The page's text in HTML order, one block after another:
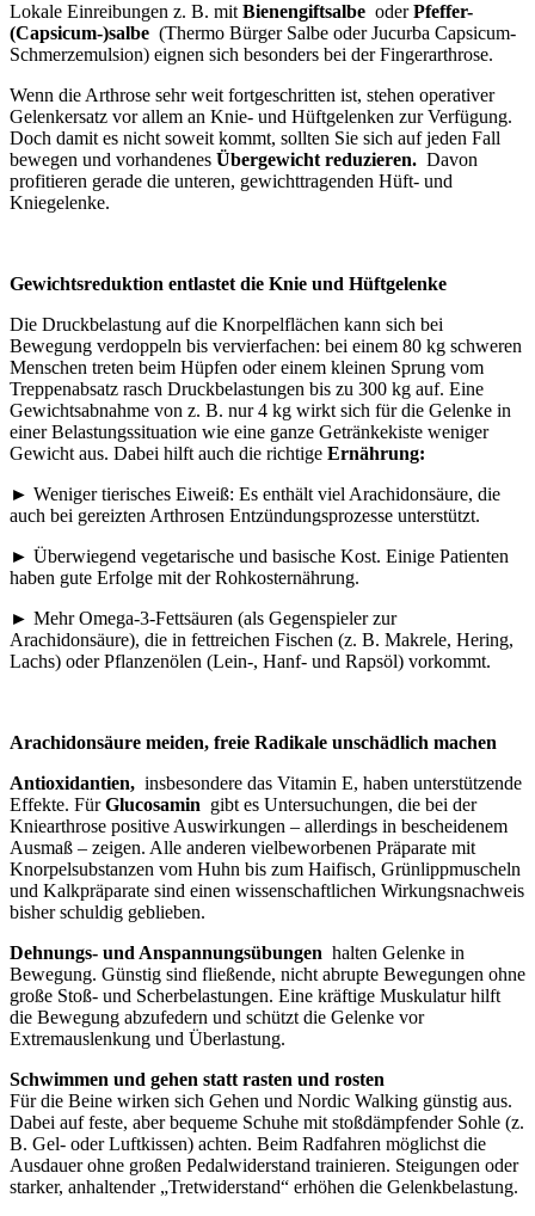
Lokale Einreibungen z. B. mit Bienengiftsalbe oderPfeffer-
(Capsicum-)salbe (Thermo Bürger Salbe oder Jucurba Capsicum-
Schmerzemulsion) eignen sich besonders bei der Fingerarthrose.
Wenn die Arthrose sehr weit fortgeschritten ist, stehen operativer
Gelenkersatz vor allem an Knie- und Hüftgelenken zur Verfügung.
Doch damit es nicht soweit kommt, sollten Sie sich auf jeden Fall
bewegen und vorhandenes Übergewicht reduzieren. Davon
profitieren gerade die unteren, gewichttragenden Hüft- und
Kniegelenke.
Gewichtsreduktion entlastet die Knie und Hüftgelenke
Die Druckbelastung auf die Knorpelflächen kann sich bei
Bewegung verdoppeln bis vervierfachen: bei einem 80 kg schweren
Menschen treten beim Hüpfen oder einem kleinen Sprung vom
Treppenabsatz rasch Druckbelastungen bis zu 300 kg auf. Eine
Gewichtsabnahme von z. B. nur 4 kg wirkt sich für die Gelenke in
einer Belastungssituation wie eine ganze Getränkekiste weniger
Gewicht aus. Dabei hilft auch die richtige Ernährung:
► Weniger tierisches Eiweiß: Es enthält viel Arachidonsäure, die
auch bei gereizten Arthrosen Entzündungsprozesse unterstützt.
► Überwiegend vegetarische und basische Kost. Einige Patienten
haben gute Erfolge mit der Rohkosternährung.
► Mehr Omega-3-Fettsäuren (als Gegenspieler zur
Arachidonsäure), die in fettreichen Fischen (z. B. Makrele, Hering,
Lachs) oder Pflanzenölen (Lein-, Hanf- und Rapsöl) vorkommt.
Arachidonsäure meiden, freie Radikale unschädlich machen
Antioxidantien, insbesondere das Vitamin E, haben unterstützende
Effekte. FürGlucosamin gibt es Untersuchungen, die bei der
Kniearthrose positive Auswirkungen – allerdings in bescheidenem
Ausmaß – zeigen. Alle anderen vielbeworbenen Präparate mit
Knorpelsubstanzen vom Huhn bis zum Haifisch, Grünlippmuscheln
und Kalkpräparate sind einen wissenschaftlichen Wirkungsnachweis
bisher schuldig geblieben.
Dehnungs- und Anspannungsübungen halten Gelenke in
Bewegung. Günstig sind fließende, nicht abrupte Bewegungen ohne
große Stoß- und Scherbelastungen. Eine kräftige Muskulatur hilft
die Bewegung abzufedern und schützt die Gelenke vor
Extremauslenkung und Überlastung.
Schwimmen und gehen statt rasten und rosten
Für die Beine wirken sich Gehen und Nordic Walking günstig aus.
Dabei auf feste, aber bequeme Schuhe mit stoßdämpfender Sohle (z.
B. Gel- oder Luftkissen) achten. Beim Radfahren möglichst die
Ausdauer ohne großen Pedalwiderstand trainieren. Steigungen oder
starker, anhaltender „Tretwiderstand“ erhöhen die Gelenkbelastung.